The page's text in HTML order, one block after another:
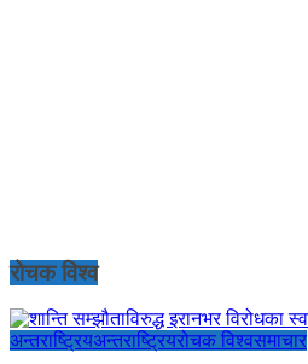
रोचक विश्व
अन्तराष्ट्रियअन्तराष्ट्रियरोचक विश्वसमाचार